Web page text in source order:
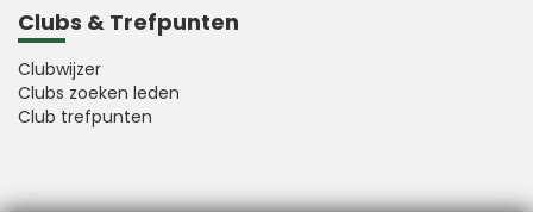
Clubs & Trefpunten
Clubwijzer
Clubs zoeken leden
Club trefpunten